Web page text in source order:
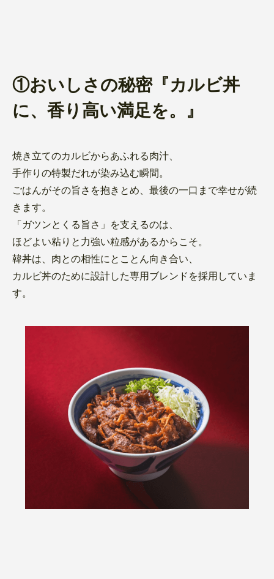
①おいしさの秘密『カルビ丼
に、香り高い満足を。』
焼き立てのカルビからあふれる肉汁、
手作りの特製だれが染み込む瞬間。
ごはんがその旨さを抱きとめ、最後の一口まで幸せが続
きます。
「ガツンとくる旨さ」を支えるのは、
ほどよい粘りと力強い粒感があるからこそ。
韓丼は、肉との相性にとことん向き合い、
カルビ丼のために設計した専用ブレンドを採用していま
す。